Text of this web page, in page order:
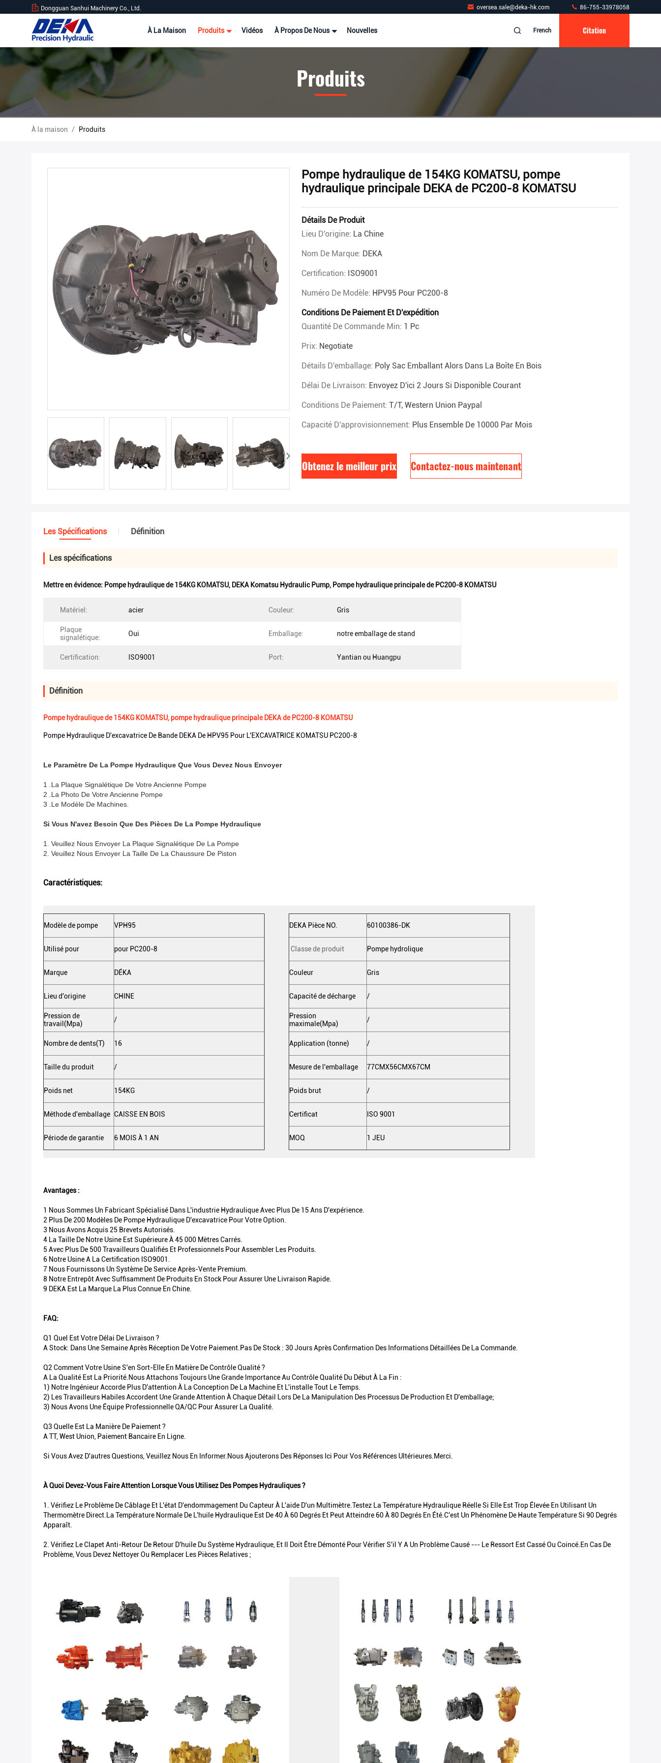
Dongguan Sanhui Machinery Co., Ltd. oversea.sale@deka-hk.com 86-755-33978058
À La Maison Produits Vidéos À Propos De Nous Nouvelles French Citation
Produits
À la maison / Produits
Pompe hydraulique de 154KG KOMATSU, pompe
hydraulique principale DEKA de PC200-8 KOMATSU
Détails De Produit
Lieu D'origine: La Chine
Nom De Marque: DEKA
Certification: ISO9001
Numéro De Modèle: HPV95 Pour PC200-8
Conditions De Paiement Et D'expédition
Quantité De Commande Min: 1 Pc
Prix: Negotiate
Détails D'emballage: Poly Sac Emballant Alors Dans La Boîte En Bois
Délai De Livraison: Envoyez D'ici 2 Jours Si Disponible Courant
Conditions De Paiement: T/T, Western Union Paypal
Capacité D'approvisionnement: Plus Ensemble De 10000 Par Mois
Obtenez le meilleur prix Contactez-nous maintenant
Les Spécifications Définition
Les spécifications
Mettre en évidence: Pompe hydraulique de 154KG KOMATSU, DEKA Komatsu Hydraulic Pump, Pompe hydraulique principale de PC200-8 KOMATSU
Matériel: acier Couleur: Gris
Plaque
signalétique:
Oui Emballage: notre emballage de stand
Certification: ISO9001 Port: Yantian ou Huangpu
Définition
Pompe hydraulique de 154KG KOMATSU, pompe hydraulique principale DEKA de PC200-8 KOMATSU
Pompe Hydraulique D'excavatrice De Bande DEKA De HPV95 Pour L'EXCAVATRICE KOMATSU PC200-8
Le Paramètre De La Pompe Hydraulique Que Vous Devez Nous Envoyer
1 .La Plaque Signalétique De Votre Ancienne Pompe
2 .La Photo De Votre Ancienne Pompe
3 .Le Modèle De Machines.
Si Vous N'avez Besoin Que Des Pièces De La Pompe Hydraulique
1. Veuillez Nous Envoyer La Plaque Signalétique De La Pompe
2. Veuillez Nous Envoyer La Taille De La Chaussure De Piston
Caractéristiques:
Modèle de pompe VPH95
Utilisé pour pour PC200-8
Marque DÉKA
Lieu d'origine CHINE
Pression de
travail(Mpa)
/
Nombre de dents(T) 16
Taille du produit /
Poids net 154KG
Méthode d'emballage CAISSE EN BOIS
Période de garantie 6 MOIS À 1 AN
DEKA Pièce NO. 60100386-DK
Classe de produit Pompe hydrolique
Couleur Gris
Capacité de décharge /
Pression
maximale(Mpa)
/
Application (tonne) /
Mesure de l'emballage 77CMX56CMX67CM
Poids brut /
Certificat ISO 9001
MOQ 1 JEU
Avantages :
1 Nous Sommes Un Fabricant Spécialisé Dans L'industrie Hydraulique Avec Plus De 15 Ans D'expérience.
2 Plus De 200 Modèles De Pompe Hydraulique D'excavatrice Pour Votre Option.
3 Nous Avons Acquis 25 Brevets Autorisés.
4 La Taille De Notre Usine Est Supérieure À 45 000 Mètres Carrés.
5 Avec Plus De 500 Travailleurs Qualifiés Et Professionnels Pour Assembler Les Produits.
6 Notre Usine A La Certification ISO9001.
7 Nous Fournissons Un Système De Service Après-Vente Premium.
8 Notre Entrepôt Avec Suffisamment De Produits En Stock Pour Assurer Une Livraison Rapide.
9 DEKA Est La Marque La Plus Connue En Chine.
FAQ:
Q1 Quel Est Votre Délai De Livraison ?
A Stock: Dans Une Semaine Après Réception De Votre Paiement.Pas De Stock : 30 Jours Après Confirmation Des Informations Détaillées De La Commande.
Q2 Comment Votre Usine S'en Sort-Elle En Matière De Contrôle Qualité ?
A La Qualité Est La Priorité.Nous Attachons Toujours Une Grande Importance Au Contrôle Qualité Du Début À La Fin :
1) Notre Ingénieur Accorde Plus D'attention À La Conception De La Machine Et L'installe Tout Le Temps.
2) Les Travailleurs Habiles Accordent Une Grande Attention À Chaque Détail Lors De La Manipulation Des Processus De Production Et D'emballage;
3) Nous Avons Une Équipe Professionnelle QA/QC Pour Assurer La Qualité.
Q3 Quelle Est La Manière De Paiement ?
A TT, West Union, Paiement Bancaire En Ligne.
Si Vous Avez D'autres Questions, Veuillez Nous En Informer.Nous Ajouterons Des Réponses Ici Pour Vos Références Ultérieures.Merci.
À Quoi Devez-Vous Faire Attention Lorsque Vous Utilisez Des Pompes Hydrauliques ?
1. Vérifiez Le Problème De Câblage Et L'état D'endommagement Du Capteur À L'aide D'un Multimètre.Testez La Température Hydraulique Réelle Si Elle Est Trop Élevée En Utilisant Un
Thermomètre Direct.La Température Normale De L'huile Hydraulique Est De 40 À 60 Degrés Et Peut Atteindre 60 À 80 Degrés En Été.C'est Un Phénomène De Haute Température Si 90 Degrés
Apparaît.
2. Vérifiez Le Clapet Anti-Retour De Retour D'huile Du Système Hydraulique, Et Il Doit Être Démonté Pour Vérifier S'il Y A Un Problème Causé --- Le Ressort Est Cassé Ou Coincé.En Cas De
Problème, Vous Devez Nettoyer Ou Remplacer Les Pièces Relatives ;